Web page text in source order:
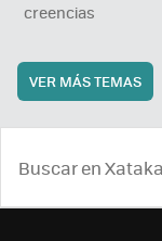
creencias
VER MÁS TEMAS